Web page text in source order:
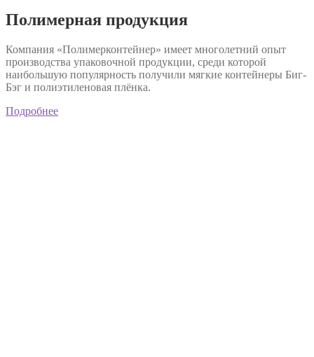
Полимерная продукция
Компания «Полимерконтейнер» имеет многолетний опыт
производства упаковочной продукции, среди которой
наибольшую популярность получили мягкие контейнеры Биг-
Бэг и полиэтиленовая плёнка.
Подробнее